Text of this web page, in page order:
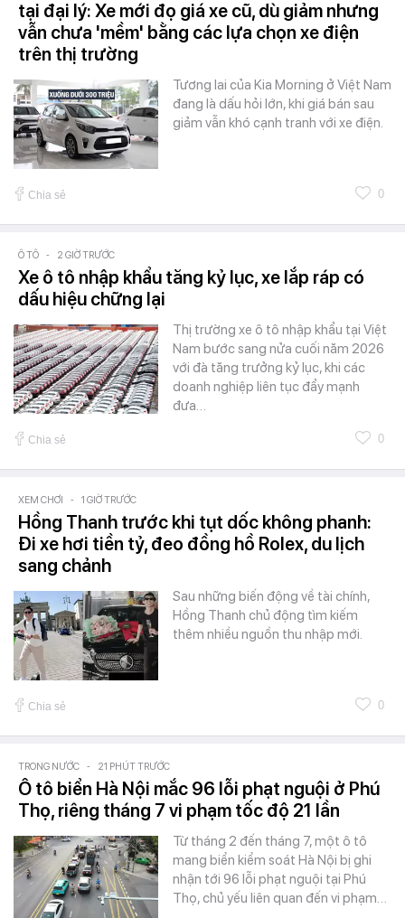
tại đại lý: Xe mới đọ giá xe cũ, dù giảm nhưng
vẫn chưa 'mềm' bằng các lựa chọn xe điện
trên thị trường
Tương lai của Kia Morning ở Việt Nam
đang là dấu hỏi lớn, khi giá bán sau
giảm vẫn khó cạnh tranh với xe điện.
Chia sẻ 0
Ô TÔ - 2 GIỜ TRƯỚC
Xe ô tô nhập khẩu tăng kỷ lục, xe lắp ráp có
dấu hiệu chững lại
Thị trường xe ô tô nhập khẩu tại Việt
Nam bước sang nửa cuối năm 2026
với đà tăng trưởng kỷ lục, khi các
doanh nghiệp liên tục đẩy mạnh
đưa…
Chia sẻ 0
XEM CHƠI - 1 GIỜ TRƯỚC
Hồng Thanh trước khi tụt dốc không phanh:
Đi xe hơi tiền tỷ, đeo đồng hồ Rolex, du lịch
sang chảnh
Sau những biến động về tài chính,
Hồng Thanh chủ động tìm kiếm
thêm nhiều nguồn thu nhập mới.
Chia sẻ 0
TRONG NƯỚC - 21 PHÚT TRƯỚC
Ô tô biển Hà Nội mắc 96 lỗi phạt nguội ở Phú
Thọ, riêng tháng 7 vi phạm tốc độ 21 lần
Từ tháng 2 đến tháng 7, một ô tô
mang biển kiểm soát Hà Nội bị ghi
nhận tới 96 lỗi phạt nguội tại Phú
Thọ, chủ yếu liên quan đến vi phạm…